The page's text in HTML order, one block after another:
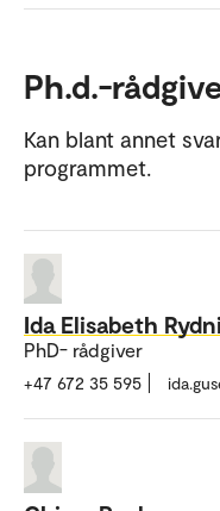
Ph.d.-
Kan blant annet
programmet.
Ida Elisabeth
PhD- rådgiver
+47 672 35 595